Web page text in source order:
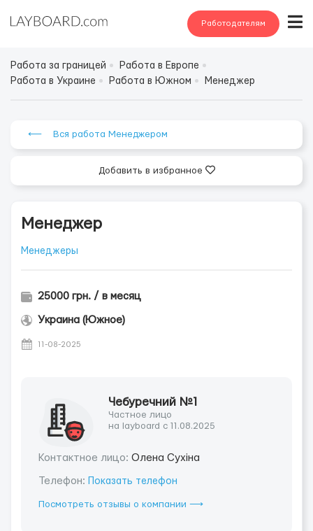
Работодателям
Работа за границей
Работа в Европе
Работа в Украине
Работа в Южном Менеджер
⟵ Вся работа Менеджером
Добавить в избранное
Менеджер
Менеджеры
25000 грн. / в месяц
Украина (Южное)
11-08-2025
Чебуречний №1
Частное лицо
на layboard с 11.08.2025
Контактное лицо: Олена Сухіна
Телефон: Показать телефон
Посмотреть отзывы о компании ⟶